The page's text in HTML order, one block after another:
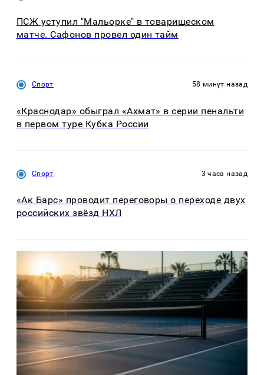
ПСЖ уступил "Мальорке" в товарищеском
матче. Сафонов провел один тайм
Спорт 58 минут назад
«Краснодар» обыграл «Ахмат» в серии пенальти
в первом туре Кубка России
Спорт 3 часа назад
«Ак Барс» проводит переговоры о переходе двух
российских звёзд НХЛ